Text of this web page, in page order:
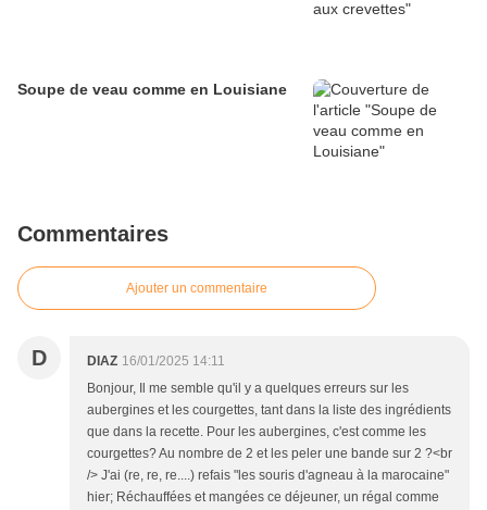
Soupe de veau comme en Louisiane
Commentaires
Ajouter un commentaire
D DIAZ 16/01/2025 14:11
Bonjour, Il me semble qu'il y a quelques erreurs sur les
aubergines et les courgettes, tant dans la liste des ingrédients
que dans la recette. Pour les aubergines, c'est comme les
courgettes? Au nombre de 2 et les peler une bande sur 2 ?<br
/> J'ai (re, re, re....) refais "les souris d'agneau à la marocaine"
hier; Réchauffées et mangées ce déjeuner, un régal comme